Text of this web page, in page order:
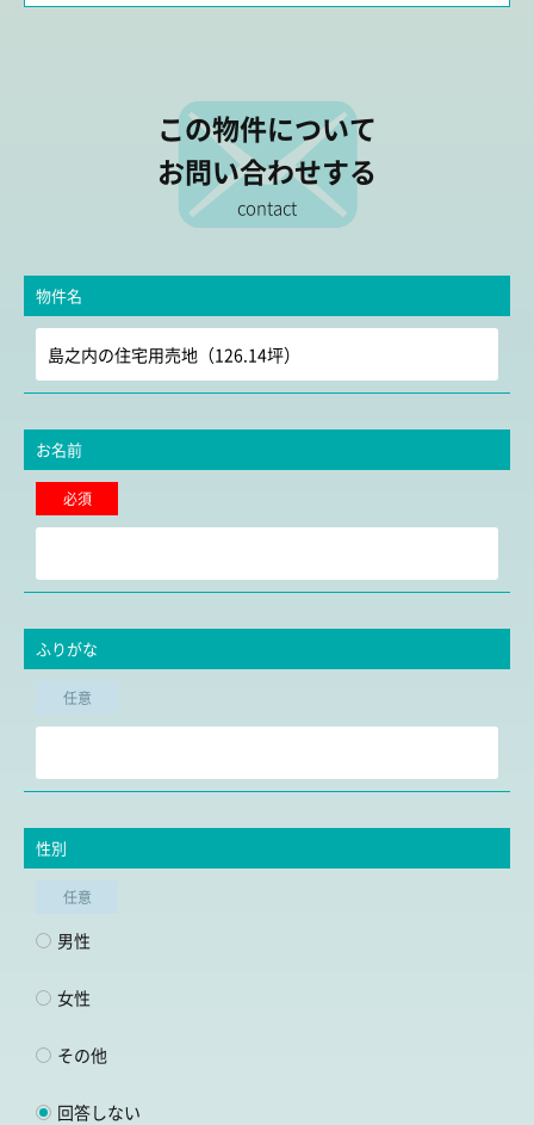
この物件について
お問い合わせする
contact
物件名
お名前
必須
ふりがな
任意
性別
任意
男性
女性
その他
回答しない